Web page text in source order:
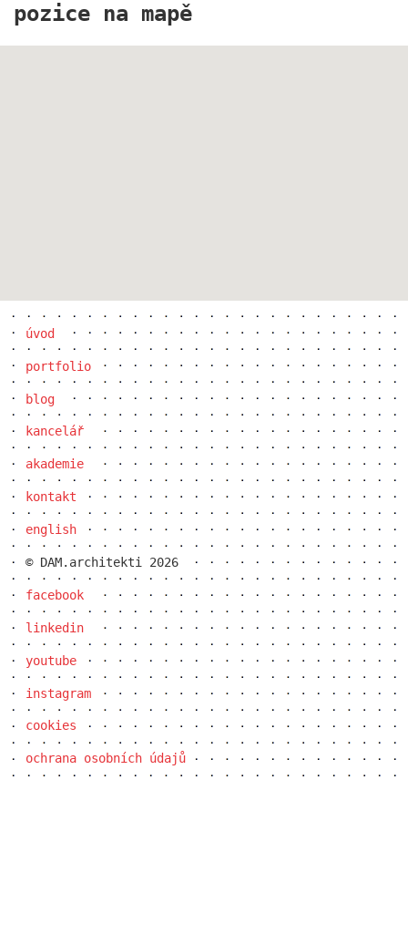
hrobka českých králů
the blox
pozice na mapě
úvod
portfolio
blog
kancelář
akademie
kontakt
english
© DAM.architekti 2026
facebook
linkedin
youtube
instagram
cookies
ochrana osobních údajů